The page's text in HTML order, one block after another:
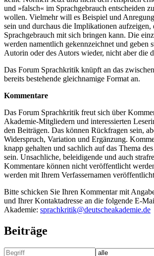
und »falsch« im Sprachgebrauch entscheiden
wollen. Vielmehr will es Beispiel und
sein und durchaus die Implikationen aufzeigen,
Sprachgebrauch mit sich bringen kann. Die
werden namentlich gekennzeichnet und geben
Autorin oder des Autors wieder, nicht aber die
Das Forum Sprachkritik knüpft an das
bereits bestehende gleichnamige Format an.
Kommentare
Das Forum Sprachkritik freut sich über
Akademie-Mitgliedern und interessierten
den Beiträgen. Das können Rückfragen sein,
Widerspruch, Variation und Ergänzung.
knapp gehalten und sachlich auf das Thema
sein. Unsachliche, beleidigende und auch
Kommentare können nicht veröffentlicht
werden mit Ihrem Verfassernamen
Bitte schicken Sie Ihren Kommentar mit
und Ihrer Kontaktadresse an die folgende E-
Akademie: sprachkritik@deutscheakademie.de
Beiträge